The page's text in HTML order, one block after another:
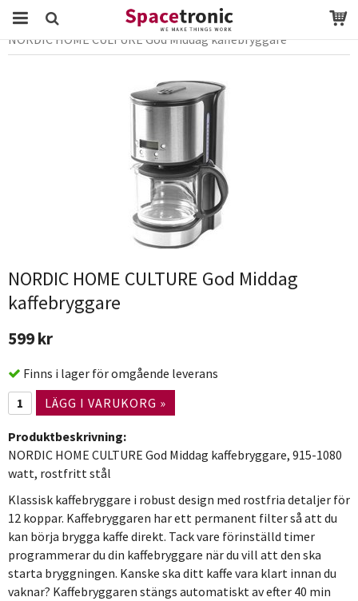
Startsida Webbutik
Hem, Hushåll
NORDIC HOME CULTURE God Middag kaffebryggare
NORDIC HOME CULTURE God Middag
kaffebryggare
599 kr
Finns i lager för omgående leverans
LÄGG I VARUKORG »
Produktbeskrivning:
NORDIC HOME CULTURE God Middag kaffebryggare, 915-1080
watt, rostfritt stål
Klassisk kaffebryggare i robust design med rostfria detaljer för
12 koppar. Kaffebryggaren har ett permanent filter så att du
kan börja brygga kaffe direkt. Tack vare förinställd timer
programmerar du din kaffebryggare när du vill att den ska
starta bryggningen. Kanske ska ditt kaffe vara klart innan du
vaknar? Kaffebryggaren stängs automatiskt av efter 40 min